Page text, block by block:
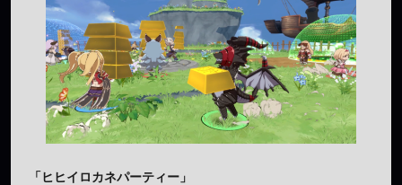
「ヒヒイロカネパーティー」